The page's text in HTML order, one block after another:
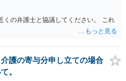
くの弁護士と協議してください。 これ
護の寄与分申し立ての場合
。